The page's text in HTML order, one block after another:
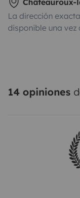
Châteauroux-
La dirección
disponible una
14 opiniones